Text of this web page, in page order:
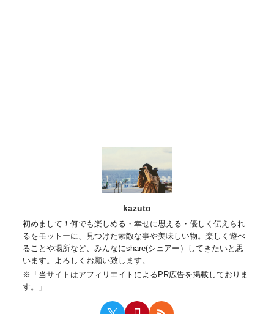
kazuto
初めまして！何でも楽しめる・幸せに思える・優しく伝えられ
るをモットーに、見つけた素敵な事や美味しい物。楽しく遊べ
ることや場所など、みんなにshare(シェアー）してきたいと思
います。よろしくお願い致します。
※「当サイトはアフィリエイトによるPR広告を掲載しておりま
す。」